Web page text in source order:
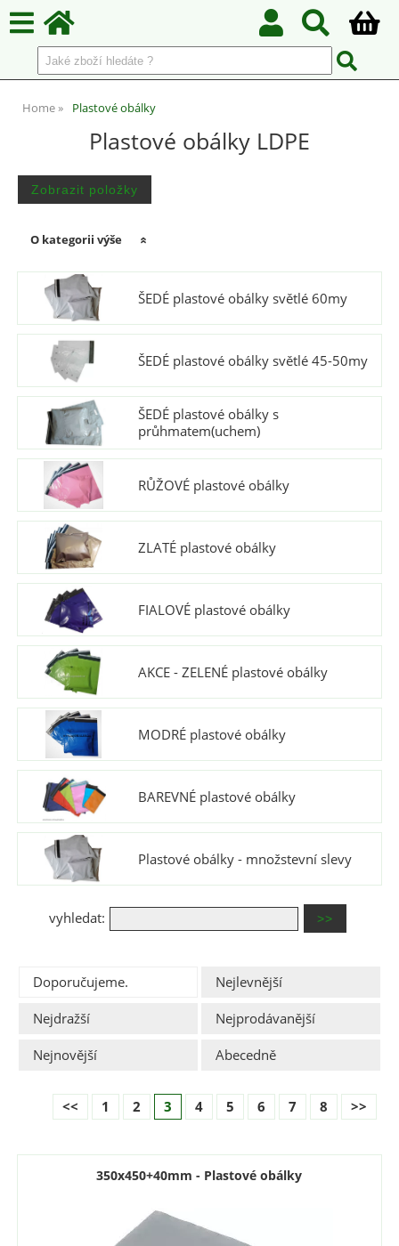
Home Plastové obálky
Plastové obálky LDPE
O kategorii výše
ŠEDÉ plastové obálky světlé 60my
ŠEDÉ plastové obálky světlé 45-50my
ŠEDÉ plastové obálky s
průhmatem(uchem)
RŮŽOVÉ plastové obálky
ZLATÉ plastové obálky
FIALOVÉ plastové obálky
AKCE - ZELENÉ plastové obálky
MODRÉ plastové obálky
BAREVNÉ plastové obálky
Plastové obálky - množstevní slevy
vyhledat:
Doporučujeme.
Nejlevnější
Nejdražší
Nejprodávanější
Nejnovější
Abecedně
<< 1 2 3 4 5 6 7 8 >>
350x450+40mm - Plastové obálky